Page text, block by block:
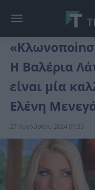
Η Βαλέρια
είναι μία
Ελένη
27 Αυγούστου 2024 01:35